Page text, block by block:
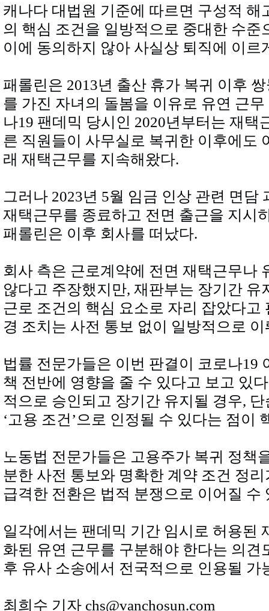
캐나다 대법원 기준에 따르면 구성적 해
의 핵심 조건을 일방적으로 중대한 수준
이에 동의하지 않아 사실상 퇴직에 이르
패롤린은 2013년 출산 휴가 복귀 이후
를 가진 자녀의 돌봄을 이유로 유연 근
나19 팬데믹 당시인 2020년부터는 재택
른 직원들이 사무실로 복귀한 이후에도
래 재택근무를 지속해왔다.
그러나 2023년 5월 임금 인상 관련 면담
재택근무를 종료하고 전면 출근을 지시
패롤린은 이후 회사를 떠났다.
회사 측은 근로계약에 전면 재택근무나
않다고 주장했지만, 재판부는 장기간 유
근로 조건의 핵심 요소로 자리 잡았다고
경 조치는 사전 통보 없이 일방적으로
법률 전문가들은 이번 판결이 코로나19
책 전반에 영향을 줄 수 있다고 보고 있
적으로 승인되고 장기간 유지될 경우,
‘고용 조건’으로 인정될 수 있다는 점이
노동법 전문가들은 고용주가 복귀 정책
분한 사전 통보와 명확한 계약 조건 정
급격한 전환은 법적 분쟁으로 이어질 수
일각에서는 팬데믹 기간 임시로 허용된
화된 유연 근무를 구분해야 한다는 의견
후 유사 소송에서 전국적으로 인용될 가
최희수 기자 chs@vanchosun.com